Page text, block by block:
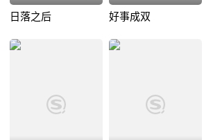
日落之后 好事成双